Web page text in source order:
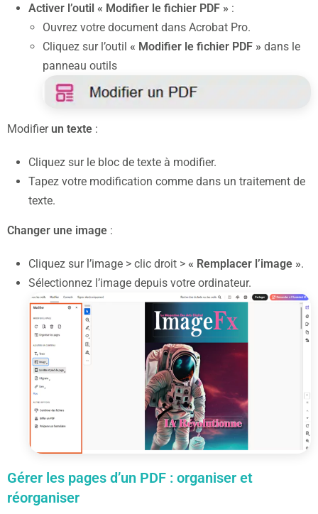
Activer l’outil « Modifier le fichier PDF » :
Ouvrez votre document dans Acrobat Pro.
Cliquez sur l’outil « Modifier le fichier PDF » dans le
panneau outils
Modifier un texte :
Cliquez sur le bloc de texte à modifier.
Tapez votre modification comme dans un traitement de
texte.
Changer une image :
Cliquez sur l’image > clic droit > « Remplacer l’image ».
Sélectionnez l’image depuis votre ordinateur.
Gérer les pages d’un PDF : organiser et
réorganiser